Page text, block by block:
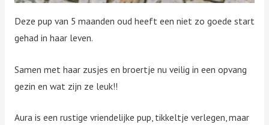
Deze pup van 5 maanden oud heeft een niet zo goede start
gehad in haar leven.
Samen met haar zusjes en broertje nu veilig in een opvang
gezin en wat zijn ze leuk!!
Aura is een rustige vriendelijke pup, tikkeltje verlegen, maar